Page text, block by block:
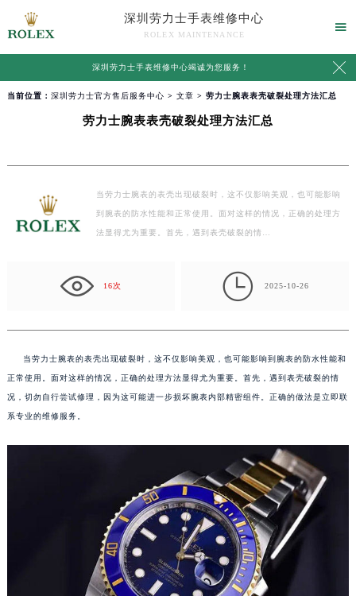
深圳劳力士手表维修中心
ROLEX MAINTENANCE

深圳劳力士手表维修中心竭诚为您服务！ 
当前位置： 深圳劳力士官方售后服务中心 > 文章 > 劳力士腕表表壳破裂处理方法汇总
劳力士腕表表壳破裂处理方法汇总
当劳力士腕表的表壳出现破裂时，这不仅影响美观，也可能影响
到腕表的防水性能和正常使用。面对这样的情况，正确的处理方
法显得尤为重要。首先，遇到表壳破裂的情…
16次  2025-10-26
当劳力士腕表的表壳出现破裂时，这不仅影响美观，也可能影响到腕表的防水性能和
正常使用。面对这样的情况，正确的处理方法显得尤为重要。首先，遇到表壳破裂的情
况，切勿自行尝试修理，因为这可能进一步损坏腕表内部精密组件。正确的做法是立即联
系专业的维修服务。